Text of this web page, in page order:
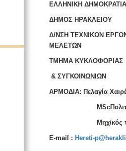
ΕΛΛΗΝΙΚΗ ΔΗΜΟΚΡΑΤΙΑ
ΔΗΜΟΣ ΗΡΑΚΛΕΙΟΥ
Δ/ΝΣΗ ΤΕΧΝΙΚΩΝ ΕΡΓΩΝ
ΜΕΛΕΤΩΝ
ΤΜΗΜΑ ΚΥΚΛΟΦΟΡΙΑΣ
& ΣΥΓΚΟΙΝΩΝΙΩΝ
ΑΡΜΟΔΙA: Πελαγία
Μηχ/κός
E-mail : Hereti-